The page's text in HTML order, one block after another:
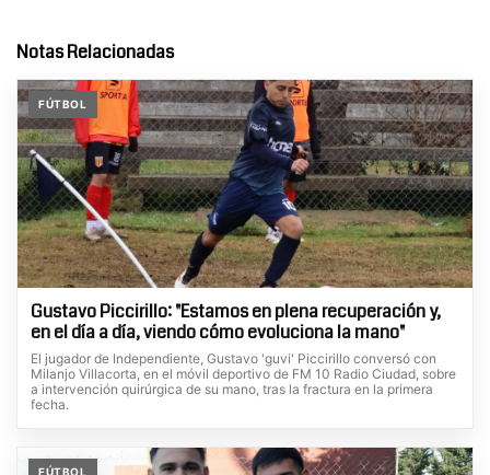
Notas Relacionadas
FÚTBOL
Gustavo Piccirillo: "Estamos en plena recuperación y,
en el día a día, viendo cómo evoluciona la mano"
El jugador de Independiente, Gustavo 'guvi' Piccirillo conversó con
Milanjo Villacorta, en el móvil deportivo de FM 10 Radio Ciudad, sobre
a intervención quirúrgica de su mano, tras la fractura en la primera
fecha.
FÚTBOL